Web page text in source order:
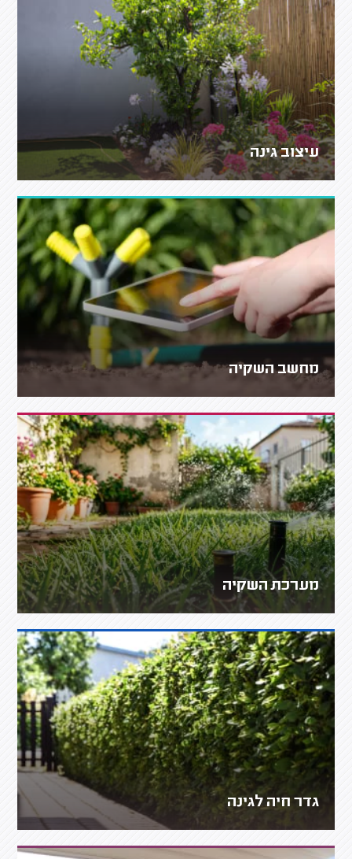
עיצוב גינה
מחשב השקיה
מערכת השקיה
גדר חיה לגינה